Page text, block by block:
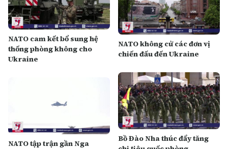
NATO cam kết bổ sung hệ
thống phòng không cho
Ukraine
NATO không cử các đơn vị
chiến đấu đến Ukraine
NATO tập trận gần Nga
Bồ Đào Nha thúc đẩy tăng